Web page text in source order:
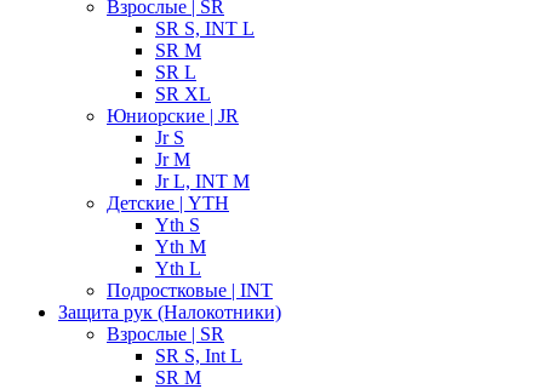
Взрослые | SR
SR S, INT L
SR M
SR L
SR XL
Юниорские | JR
Jr S
Jr M
Jr L, INT M
Детские | YTH
Yth S
Yth M
Yth L
Подростковые | INT
Защита рук (Налокотники)
Взрослые | SR
SR S, Int L
SR M